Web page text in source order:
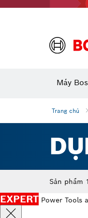
Máy
Trang chủ
Sản phẩm 1
EXPERT Power Tools